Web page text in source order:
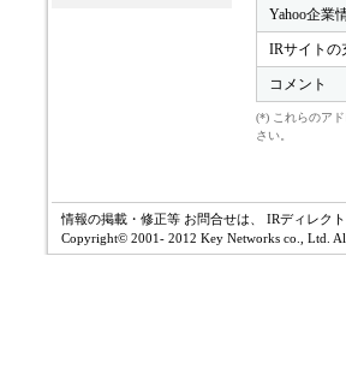
Yahoo企業
IRサイトの
コメント
(*) これらのア
さい。
情報の掲載・修正等 お問合せは、 IRディレク
Copyright© 2001- 2012 Key Networks co., Ltd.